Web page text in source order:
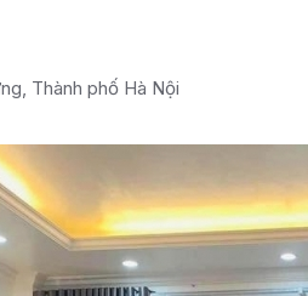
Thành phố Hà Nội